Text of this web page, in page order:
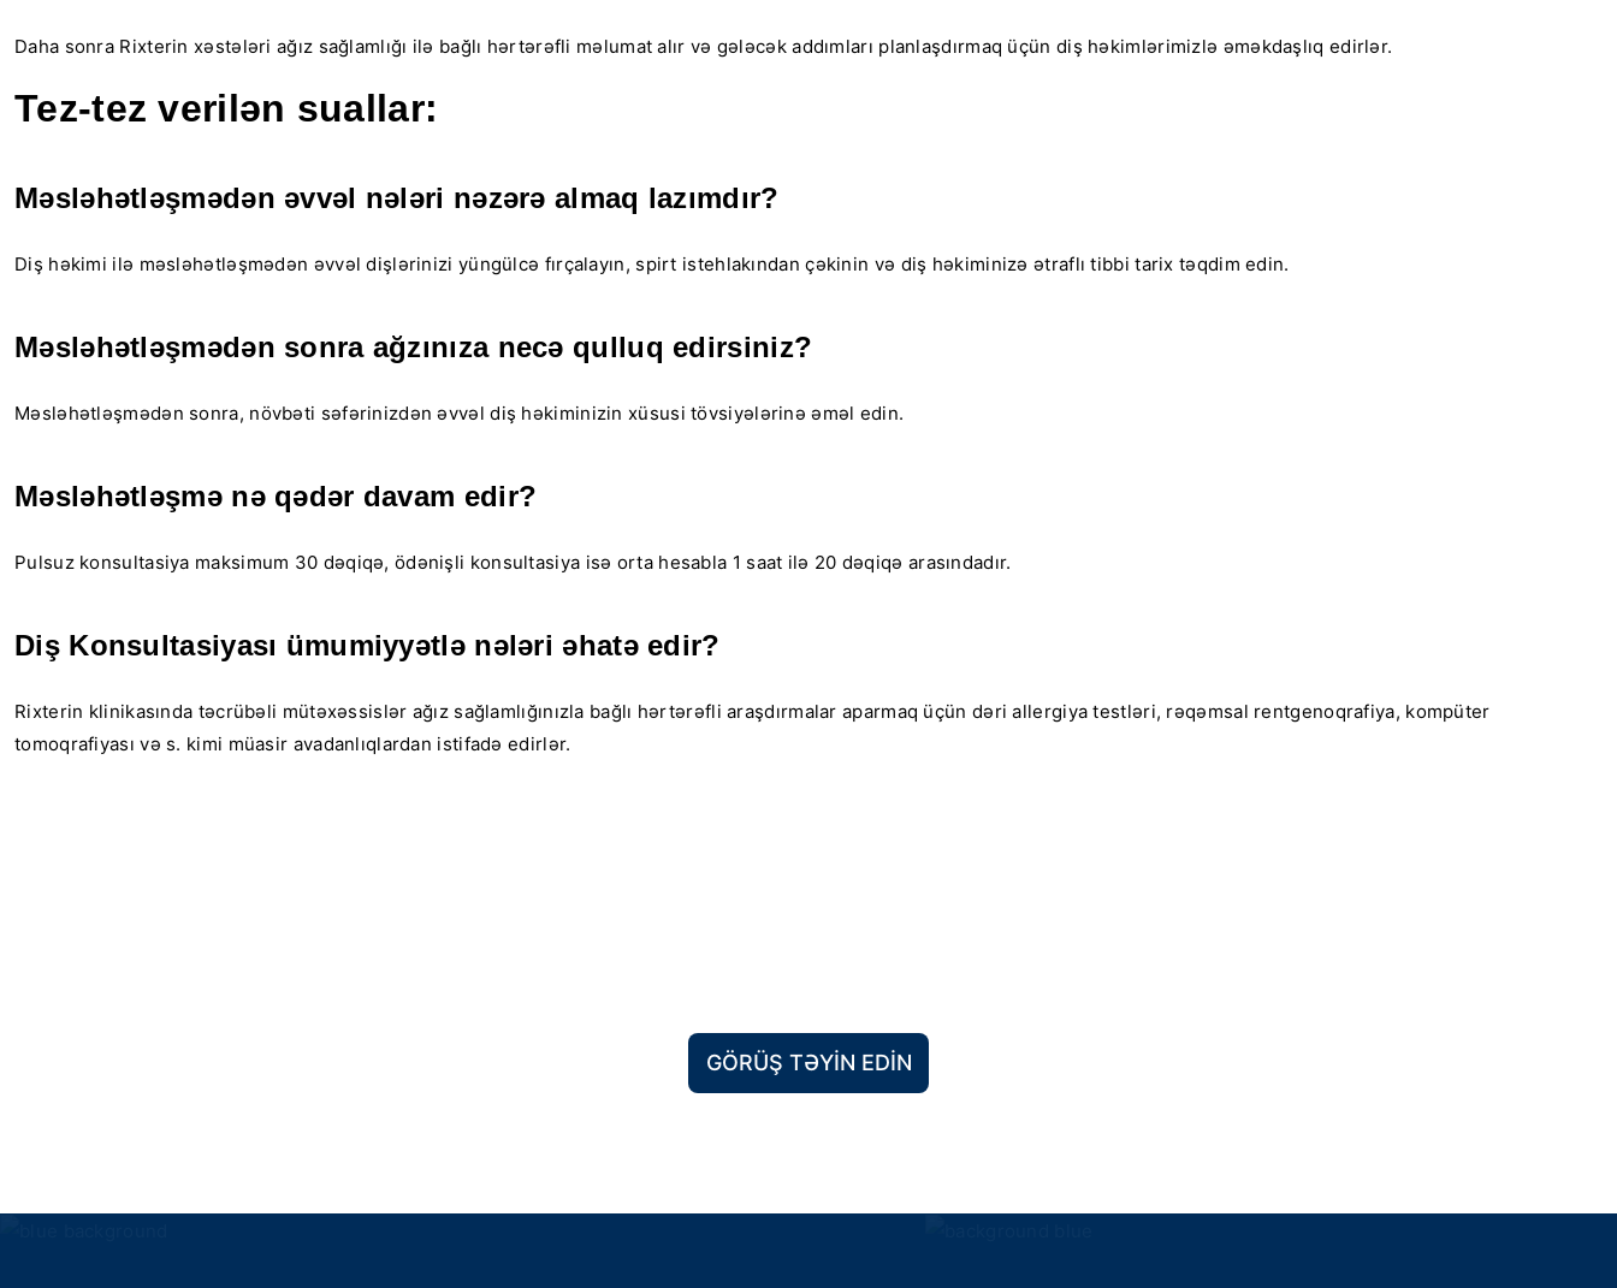
Daha sonra Rixterin xəstələri ağız sağlamlığı ilə bağlı hərtərəfli məlumat alır və gələcək addımları planlaşdırmaq üçün diş həkimlərimizlə əməkdaşlıq edirlər.
Tez-tez verilən suallar:
Məsləhətləşmədən əvvəl nələri nəzərə almaq lazımdır?
Diş həkimi ilə məsləhətləşmədən əvvəl dişlərinizi yüngülcə fırçalayın, spirt istehlakından çəkinin və diş həkiminizə ətraflı tibbi tarix təqdim edin.
Məsləhətləşmədən sonra ağzınıza necə qulluq edirsiniz?
Məsləhətləşmədən sonra, növbəti səfərinizdən əvvəl diş həkiminizin xüsusi tövsiyələrinə əməl edin.
Məsləhətləşmə nə qədər davam edir?
Pulsuz konsultasiya maksimum 30 dəqiqə, ödənişli konsultasiya isə orta hesabla 1 saat ilə 20 dəqiqə arasındadır.
Diş Konsultasiyası ümumiyyətlə nələri əhatə edir?
Rixterin klinikasında təcrübəli mütəxəssislər ağız sağlamlığınızla bağlı hərtərəfli araşdırmalar aparmaq üçün dəri allergiya testləri, rəqəmsal rentgenoqrafiya, kompüter
tomoqrafiyası və s. kimi müasir avadanlıqlardan istifadə edirlər.
GÖRÜŞ TƏYIN EDIN